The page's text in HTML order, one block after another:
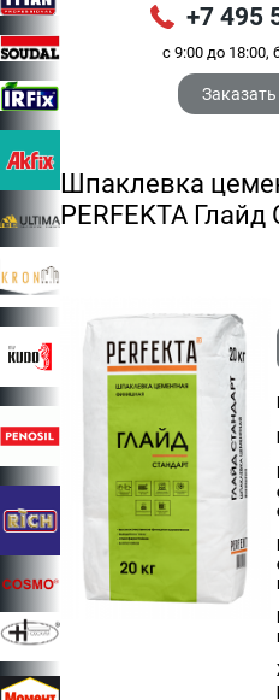
+7 495
с 9:00 до 18:00,
Шпаклевка
PERFEKTA Глайд